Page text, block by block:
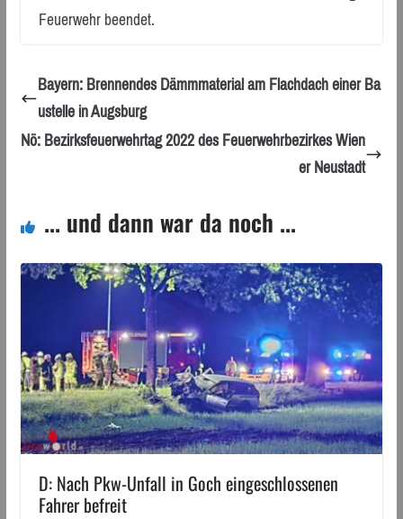
Feuerwehr beendet.
Bayern: Brennendes Dämmmaterial am Flachdach einer Ba
ustelle in Augsburg
Nö: Bezirksfeuerwehrtag 2022 des Feuerwehrbezirkes Wien
er Neustadt
... und dann war da noch ...
D: Nach Pkw-Unfall in Goch eingeschlossenen
Fahrer befreit